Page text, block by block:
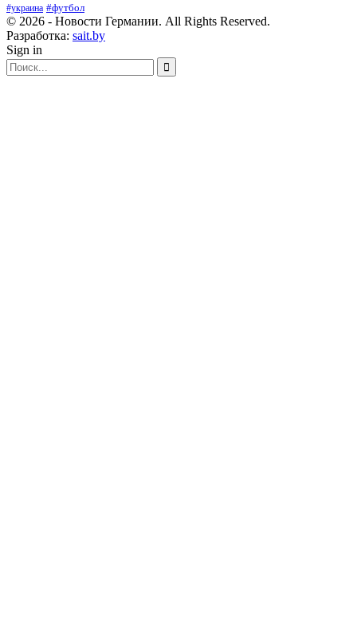
#украина #футбол
© 2026 - Новости Германии. All Rights Reserved.
Разработка: sait.by
Sign in